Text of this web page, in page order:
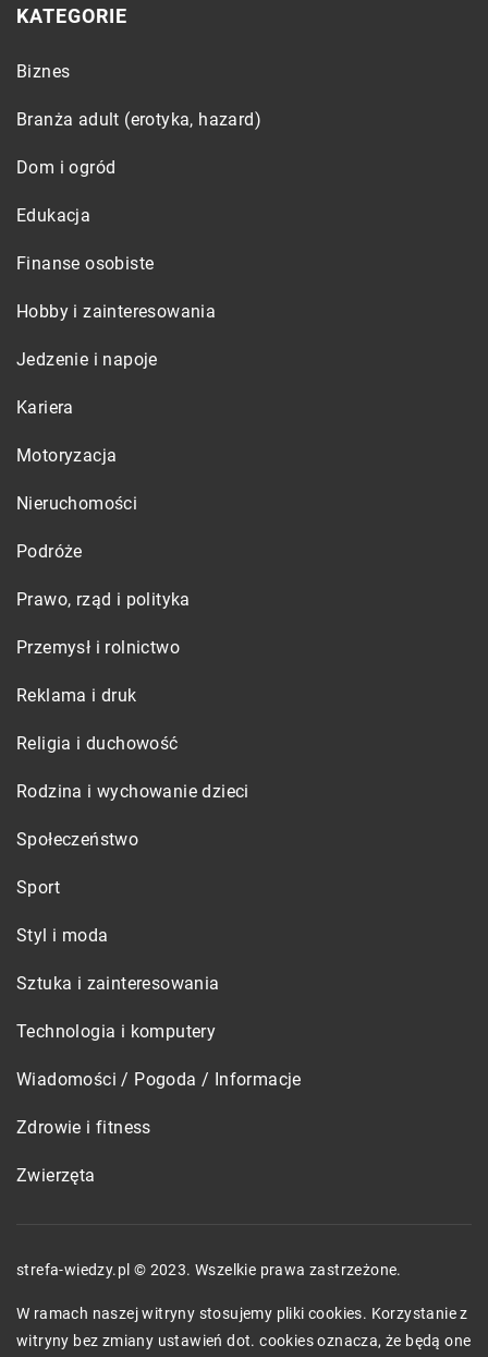
KATEGORIE
Biznes
Branża adult (erotyka, hazard)
Dom i ogród
Edukacja
Finanse osobiste
Hobby i zainteresowania
Jedzenie i napoje
Kariera
Motoryzacja
Nieruchomości
Podróże
Prawo, rząd i polityka
Przemysł i rolnictwo
Reklama i druk
Religia i duchowość
Rodzina i wychowanie dzieci
Społeczeństwo
Sport
Styl i moda
Sztuka i zainteresowania
Technologia i komputery
Wiadomości / Pogoda / Informacje
Zdrowie i fitness
Zwierzęta
strefa-wiedzy.pl © 2023. Wszelkie prawa zastrzeżone.
W ramach naszej witryny stosujemy pliki cookies. Korzystanie z
witryny bez zmiany ustawień dot. cookies oznacza, że będą one